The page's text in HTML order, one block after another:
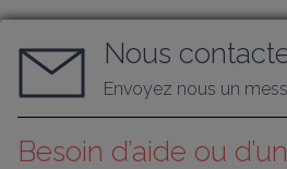
Nous
Envoyez nous un
Besoin d’aide ou